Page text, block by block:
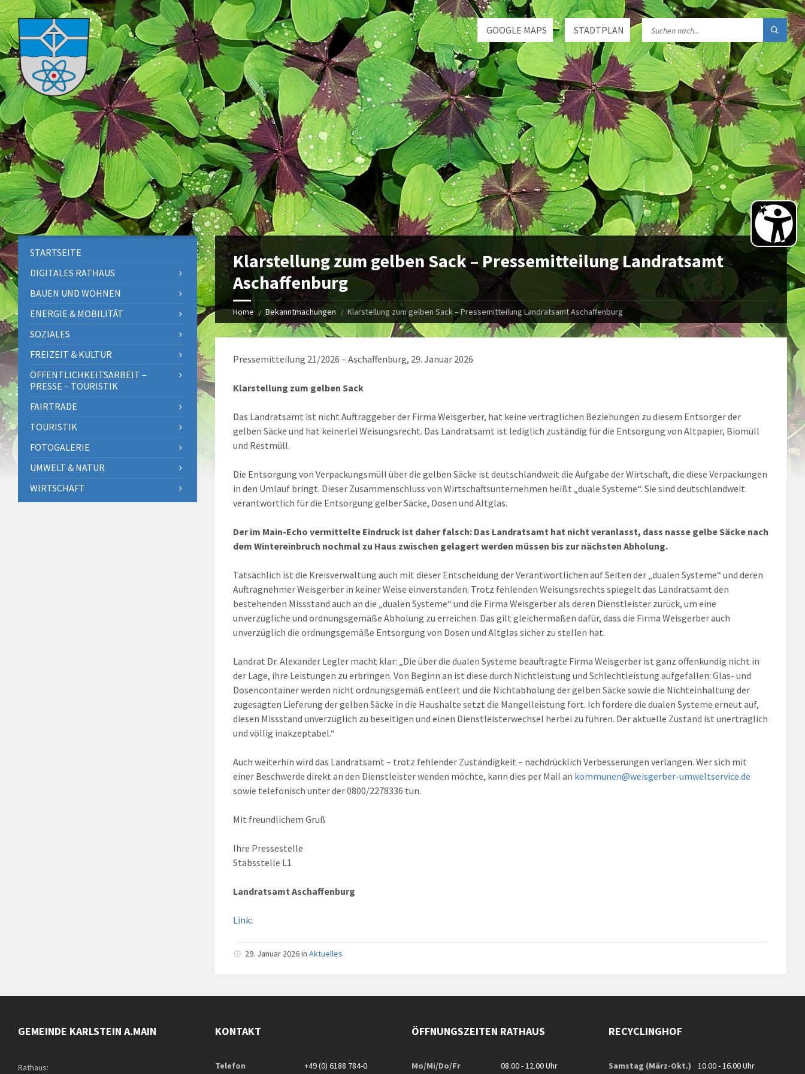
STADTPLAN
GOOGLE MAPS
Klarstellung zum gelben Sack – Pressemitteilung Landratsamt
Aschaffenburg
Home Bekanntmachungen Klarstellung zum gelben Sack – Pressemitteilung Landratsamt Aschaffenburg
Pressemitteilung 21/2026 – Aschaffenburg, 29. Januar 2026
Klarstellung zum gelben Sack
Das Landratsamt ist nicht Auftraggeber der Firma Weisgerber, hat keine vertraglichen Beziehungen zu diesem Entsorger der
gelben Säcke und hat keinerlei Weisungsrecht. Das Landratsamt ist lediglich zuständig für die Entsorgung von Altpapier, Biomüll
und Restmüll.
Die Entsorgung von Verpackungsmüll über die gelben Säcke ist deutschlandweit die Aufgabe der Wirtschaft, die diese Verpackungen
in den Umlauf bringt. Dieser Zusammenschluss von Wirtschaftsunternehmen heißt „duale Systeme“. Sie sind deutschlandweit
verantwortlich für die Entsorgung gelber Säcke, Dosen und Altglas.
Der im Main-Echo vermittelte Eindruck ist daher falsch: Das Landratsamt hat nicht veranlasst, dass nasse gelbe Säcke nach
dem Wintereinbruch nochmal zu Haus zwischen gelagert werden müssen bis zur nächsten Abholung.
Tatsächlich ist die Kreisverwaltung auch mit dieser Entscheidung der Verantwortlichen auf Seiten der „dualen Systeme“ und deren
Auftragnehmer Weisgerber in keiner Weise einverstanden. Trotz fehlenden Weisungsrechts spiegelt das Landratsamt den
bestehenden Missstand auch an die „dualen Systeme“ und die Firma Weisgerber als deren Dienstleister zurück, um eine
unverzügliche und ordnungsgemäße Abholung zu erreichen. Das gilt gleichermaßen dafür, dass die Firma Weisgerber auch
unverzüglich die ordnungsgemäße Entsorgung von Dosen und Altglas sicher zu stellen hat.
Landrat Dr. Alexander Legler macht klar: „Die über die dualen Systeme beauftragte Firma Weisgerber ist ganz offenkundig nicht in
der Lage, ihre Leistungen zu erbringen. Von Beginn an ist diese durch Nichtleistung und Schlechtleistung aufgefallen: Glas- und
Dosencontainer werden nicht ordnungsgemäß entleert und die Nichtabholung der gelben Säcke sowie die Nichteinhaltung der
zugesagten Lieferung der gelben Säcke in die Haushalte setzt die Mangelleistung fort. Ich fordere die dualen Systeme erneut auf,
diesen Missstand unverzüglich zu beseitigen und einen Dienstleisterwechsel herbei zu führen. Der aktuelle Zustand ist unerträglich
und völlig inakzeptabel.“
Auch weiterhin wird das Landratsamt – trotz fehlender Zuständigkeit – nachdrücklich Verbesserungen verlangen. Wer sich mit
einer Beschwerde direkt an den Dienstleister wenden möchte, kann dies per Mail an kommunen@weisgerber-umweltservice.de
sowie telefonisch unter der 0800/2278336 tun.
Mit freundlichem Gruß
Ihre Pressestelle
Stabsstelle L1
Landratsamt Aschaffenburg
Link:
29. Januar 2026 in Aktuelles
STARTSEITE
DIGITALES RATHAUS
BAUEN UND WOHNEN
ENERGIE & MOBILITÄT
SOZIALES
FREIZEIT & KULTUR
ÖFFENTLICHKEITSARBEIT –
PRESSE – TOURISTIK
FAIRTRADE
TOURISTIK
FOTOGALERIE
UMWELT & NATUR
WIRTSCHAFT
GEMEINDE KARLSTEIN A.MAIN
Rathaus:
KONTAKT
Telefon +49 (0) 6188 784-0
ÖFFNUNGSZEITEN RATHAUS
Mo/Mi/Do/Fr 08.00 - 12.00 Uhr
RECYCLINGHOF
Samstag (März-Okt.) 10.00 - 16.00 Uhr